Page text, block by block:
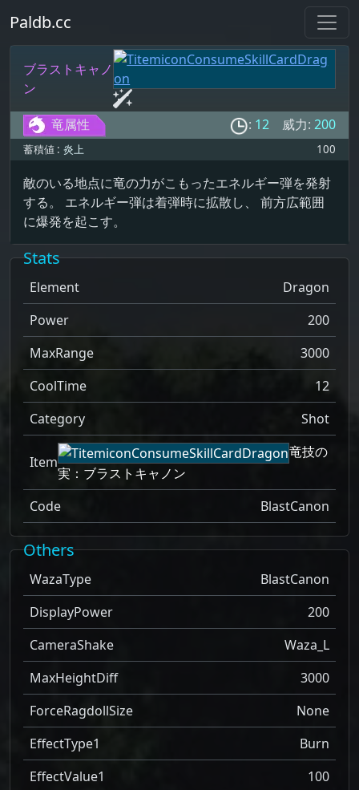
Paldb.cc
ブラストキャノ
ン
竜属性 : 12 威力: 200
蓄積値 : 炎上 100
敵のいる地点に竜の力がこもったエネルギー弾を発射
する。 エネルギー弾は着弾時に拡散し、 前方広範囲
に爆発を起こす。
Stats
Element
Dragon
Power
200
MaxRange
3000
CoolTime
12
Category
Shot
Item
竜技の
実：ブラストキャノン
Code
BlastCanon
Others
WazaType
BlastCanon
DisplayPower
200
CameraShake
Waza_L
MaxHeightDiff
3000
ForceRagdollSize
None
EffectType1
Burn
EffectValue1
100